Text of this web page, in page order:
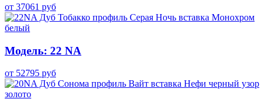
от 37061 руб
Модель: 22 NA
от 52795 руб